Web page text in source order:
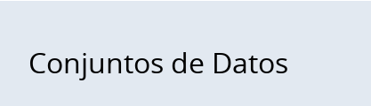
Conjuntos de Datos